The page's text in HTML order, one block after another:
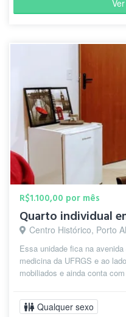
R$1.100,00 por mês
Centro Histórico, Porto
Essa unidade fica na
medicina da UFRGS e ao
mobiliados e ainda conta
Qualquer sexo